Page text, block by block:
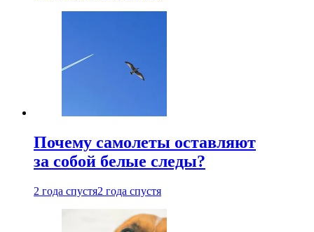
Почему самолеты оставляют
за собой белые следы?
2 года спустя2 года спустя